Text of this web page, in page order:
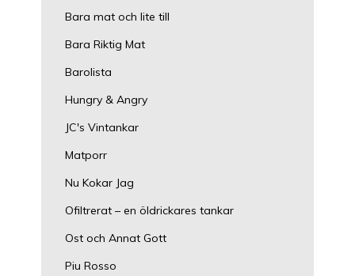
Bara mat och lite till
Bara Riktig Mat
Barolista
Hungry & Angry
JC's Vintankar
Matporr
Nu Kokar Jag
Ofiltrerat – en öldrickares tankar
Ost och Annat Gott
Piu Rosso